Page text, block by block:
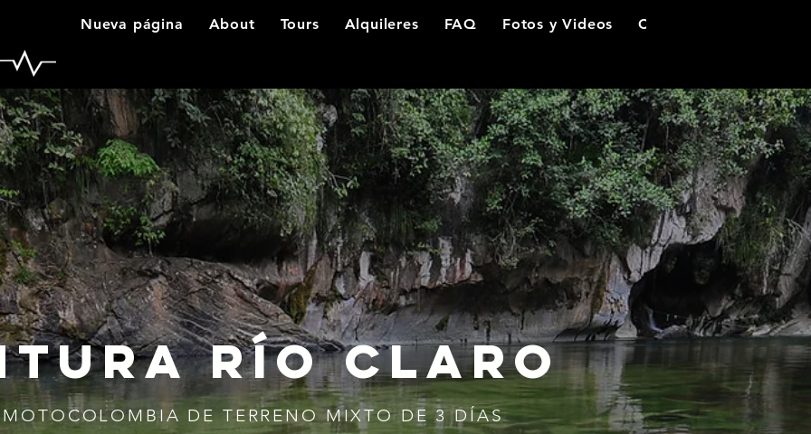
Nueva página About Tours Alquileres FAQ Fotos y Videos Contacto
Río Claro
DE TERRENO MIXTO DE 3 DÍAS